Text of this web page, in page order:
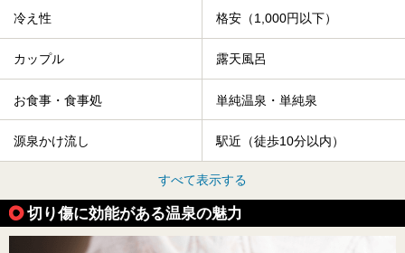
冷え性 格安（1,000円以下）
カップル 露天風呂
お食事・食事処 単純温泉・単純泉
源泉かけ流し 駅近（徒歩10分以内）
すべて表示する
切り傷に効能がある温泉の魅力